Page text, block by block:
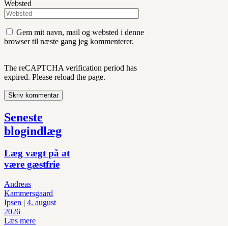
Websted
Gem mit navn, mail og websted i denne
browser til næste gang jeg kommenterer.
The reCAPTCHA verification period has
expired. Please reload the page.
Seneste
blogindlæg
Læg vægt på at
være gæstfrie
Andreas
Kammersgaard
Ipsen | 4. august
2026
Læs mere